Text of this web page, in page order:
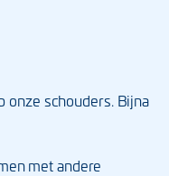
onze schouders. Bijna
met andere